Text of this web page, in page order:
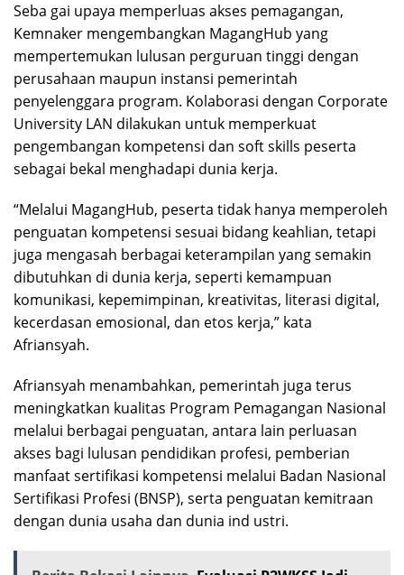
Seba gai upaya memperluas akses pemagangan,
Kemnaker mengembangkan MagangHub yang
mempertemukan lulusan perguruan tinggi dengan
perusahaan maupun instansi pemerintah
penyelenggara program. Kolaborasi dengan Corporate
University LAN dilakukan untuk memperkuat
pengembangan kompetensi dan soft skills peserta
sebagai bekal menghadapi dunia kerja.
“Melalui MagangHub, peserta tidak hanya memperoleh
penguatan kompetensi sesuai bidang keahlian, tetapi
juga mengasah berbagai keterampilan yang semakin
dibutuhkan di dunia kerja, seperti kemampuan
komunikasi, kepemimpinan, kreativitas, literasi digital,
kecerdasan emosional, dan etos kerja,” kata
Afriansyah.
Afriansyah menambahkan, pemerintah juga terus
meningkatkan kualitas Program Pemagangan Nasional
melalui berbagai penguatan, antara lain perluasan
akses bagi lulusan pendidikan profesi, pemberian
manfaat sertifikasi kompetensi melalui Badan Nasional
Sertifikasi Profesi (BNSP), serta penguatan kemitraan
dengan dunia usaha dan dunia ind ustri.